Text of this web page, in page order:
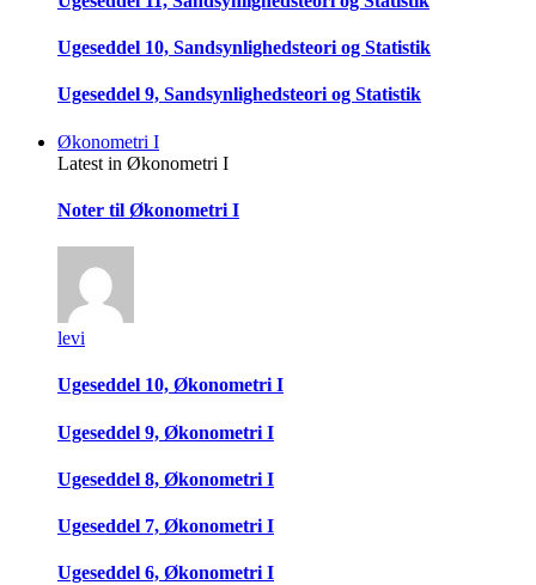
Ugeseddel 10, Sandsynlighedsteori og Statistik
Ugeseddel 9, Sandsynlighedsteori og Statistik
Økonometri I
Latest in Økonometri I
Noter til Økonometri I
levi
Ugeseddel 10, Økonometri I
Ugeseddel 9, Økonometri I
Ugeseddel 8, Økonometri I
Ugeseddel 7, Økonometri I
Ugeseddel 6, Økonometri I